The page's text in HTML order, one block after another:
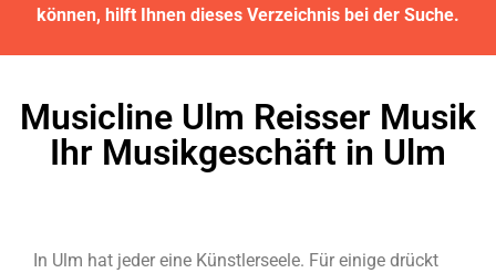
können, hilft Ihnen dieses Verzeichnis bei der Suche.
Musicline Ulm Reisser Musik
Ihr Musikgeschäft in Ulm
In Ulm hat jeder eine Künstlerseele. Für einige drückt